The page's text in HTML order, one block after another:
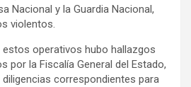
Nacional y la Guardia Nacional,
violentos.
estos operativos hubo hallazgos
por la Fiscalía General del Estado,
correspondientes para